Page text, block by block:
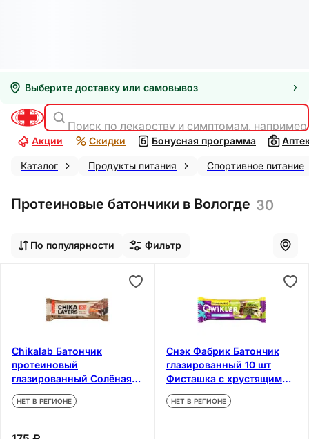
Выберите доставку или самовывоз
Поиск по лекарству и симптомам,
Акции Скидки Бонусная программа
Каталог Продукты питания Спортивное питание
Протеиновые батончики в Вологде 30
По популярности Фильтр
Chikalab Батончик
протеиновый
глазированный Солёная
карамель и арахис 60 г
НЕТ В РЕГИОНЕ
Снэк Фабрик Батончик
глазированный 10 шт
Фисташка с хрустящим
тестом
НЕТ В РЕГИОНЕ